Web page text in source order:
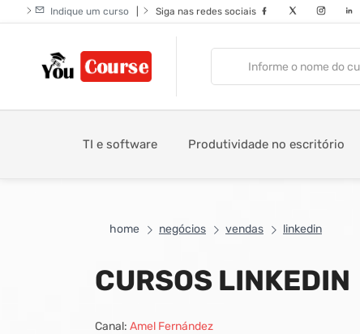
Indique um curso Siga nas redes sociais
TI e software Produtividade no escritório
home negócios vendas linkedin
CURSOS LINKEDIN
Canal: Amel Fernández